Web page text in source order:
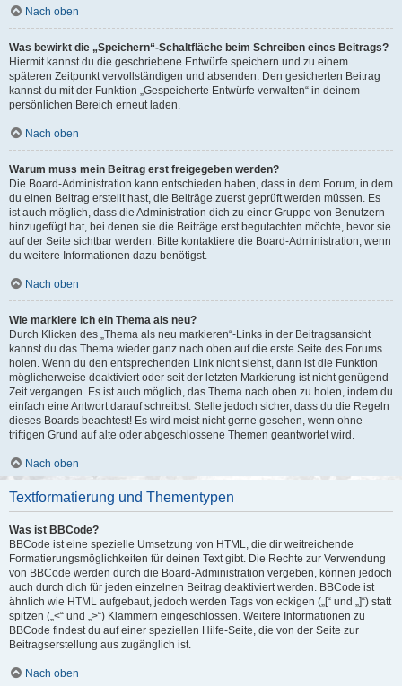
Nach oben
Was bewirkt die „Speichern“-Schaltfläche beim Schreiben eines Beitrags?
Hiermit kannst du die geschriebene Entwürfe speichern und zu einem
späteren Zeitpunkt vervollständigen und absenden. Den gesicherten Beitrag
kannst du mit der Funktion „Gespeicherte Entwürfe verwalten“ in deinem
persönlichen Bereich erneut laden.
Nach oben
Warum muss mein Beitrag erst freigegeben werden?
Die Board-Administration kann entschieden haben, dass in dem Forum, in dem
du einen Beitrag erstellt hast, die Beiträge zuerst geprüft werden müssen. Es
ist auch möglich, dass die Administration dich zu einer Gruppe von Benutzern
hinzugefügt hat, bei denen sie die Beiträge erst begutachten möchte, bevor sie
auf der Seite sichtbar werden. Bitte kontaktiere die Board-Administration, wenn
du weitere Informationen dazu benötigst.
Nach oben
Wie markiere ich ein Thema als neu?
Durch Klicken des „Thema als neu markieren“-Links in der Beitragsansicht
kannst du das Thema wieder ganz nach oben auf die erste Seite des Forums
holen. Wenn du den entsprechenden Link nicht siehst, dann ist die Funktion
möglicherweise deaktiviert oder seit der letzten Markierung ist nicht genügend
Zeit vergangen. Es ist auch möglich, das Thema nach oben zu holen, indem du
einfach eine Antwort darauf schreibst. Stelle jedoch sicher, dass du die Regeln
dieses Boards beachtest! Es wird meist nicht gerne gesehen, wenn ohne
triftigen Grund auf alte oder abgeschlossene Themen geantwortet wird.
Nach oben
Textformatierung und Thementypen
Was ist BBCode?
BBCode ist eine spezielle Umsetzung von HTML, die dir weitreichende
Formatierungsmöglichkeiten für deinen Text gibt. Die Rechte zur Verwendung
von BBCode werden durch die Board-Administration vergeben, können jedoch
auch durch dich für jeden einzelnen Beitrag deaktiviert werden. BBCode ist
ähnlich wie HTML aufgebaut, jedoch werden Tags von eckigen („[“ und „]“) statt
spitzen („<“ und „>“) Klammern eingeschlossen. Weitere Informationen zu
BBCode findest du auf einer speziellen Hilfe-Seite, die von der Seite zur
Beitragserstellung aus zugänglich ist.
Nach oben